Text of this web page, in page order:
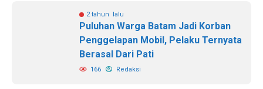
2 tahun lalu
Puluhan Warga Batam Jadi Korban
Penggelapan Mobil, Pelaku Ternyata
Berasal Dari Pati
166 Redaksi